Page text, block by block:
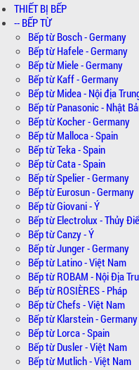
THIẾT BỊ BẾP
-- BẾP TỪ
Bếp từ Bosch - Germany
Bếp từ Hafele - Germany
Bếp từ Miele - Germany
Bếp từ Kaff - Germany
Bếp từ Midea - Nội địa
Bếp từ Panasonic - Nhật
Bếp từ Kocher - Germany
Bếp từ Malloca - Spain
Bếp từ Teka - Spain
Bếp từ Cata - Spain
Bếp từ Spelier - Germany
Bếp từ Eurosun - Germany
Bếp từ Giovani - Ý
Bếp từ Electrolux - Thủy
Bếp từ Canzy - Ý
Bếp từ Junger - Germany
Bếp từ Latino - Việt Nam
Bếp từ ROBAM - Nội Địa
Bếp từ ROSIÈRES - Pháp
Bếp từ Chefs - Việt Nam
Bếp từ Klarstein - Germany
Bếp từ Lorca - Spain
Bếp từ Dusler - Việt Nam
Bếp từ Mutlich - Việt Nam